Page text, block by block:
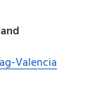
Valencia